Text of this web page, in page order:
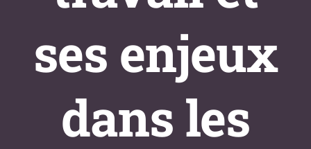
ses enjeux
dans les